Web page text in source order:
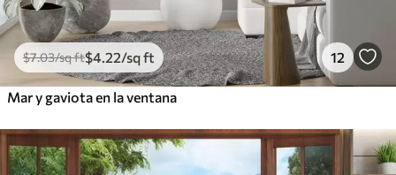
$7.03/sq ft$4 .22/sq ft 12
Mar y gaviota en la ventana